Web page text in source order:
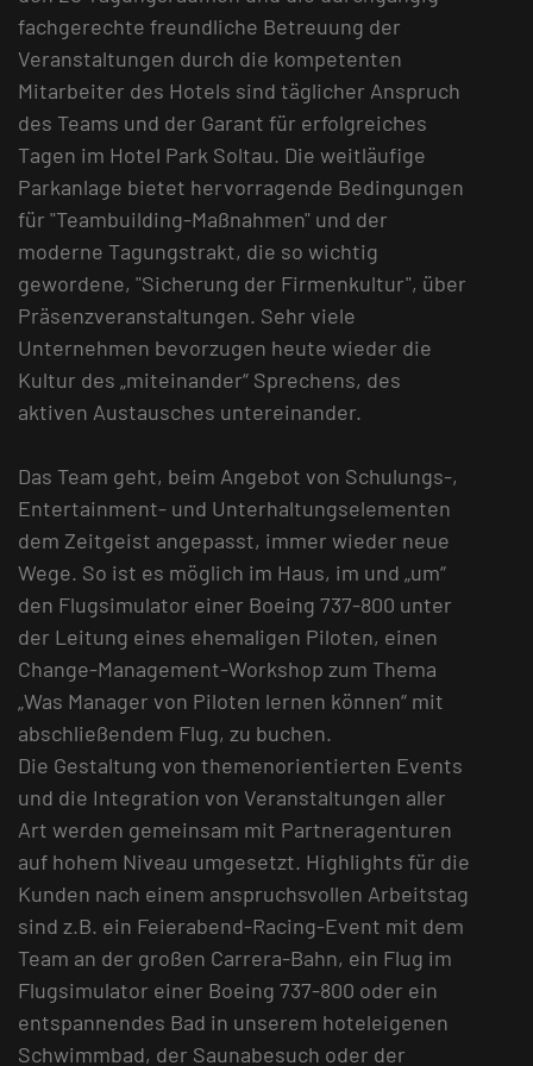
fachgerechte freundliche Betreuung der
Veranstaltungen durch die kompetenten
Mitarbeiter des Hotels sind täglicher Anspruch
des Teams und der Garant für erfolgreiches
Tagen im Hotel Park Soltau. Die weitläufige
Parkanlage bietet hervorragende Bedingungen
für "Teambuilding-Maßnahmen" und der
moderne Tagungstrakt, die so wichtig
gewordene, "Sicherung der Firmenkultur", über
Präsenzveranstaltungen. Sehr viele
Unternehmen bevorzugen heute wieder die
Kultur des „miteinander“ Sprechens, des
aktiven Austausches untereinander.
Das Team geht, beim Angebot von Schulungs-,
Entertainment- und Unterhaltungselementen
dem Zeitgeist angepasst, immer wieder neue
Wege. So ist es möglich im Haus, im und „um“
den Flugsimulator einer Boeing 737-800 unter
der Leitung eines ehemaligen Piloten, einen
Change-Management-Workshop zum Thema
„Was Manager von Piloten lernen können“ mit
abschließendem Flug, zu buchen.
Die Gestaltung von themenorientierten Events
und die Integration von Veranstaltungen aller
Art werden gemeinsam mit Partneragenturen
auf hohem Niveau umgesetzt. Highlights für die
Kunden nach einem anspruchsvollen Arbeitstag
sind z.B. ein Feierabend-Racing-Event mit dem
Team an der großen Carrera-Bahn, ein Flug im
Flugsimulator einer Boeing 737-800 oder ein
entspannendes Bad in unserem hoteleigenen
Schwimmbad, der Saunabesuch oder der